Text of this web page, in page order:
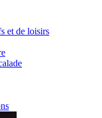
et de loisirs